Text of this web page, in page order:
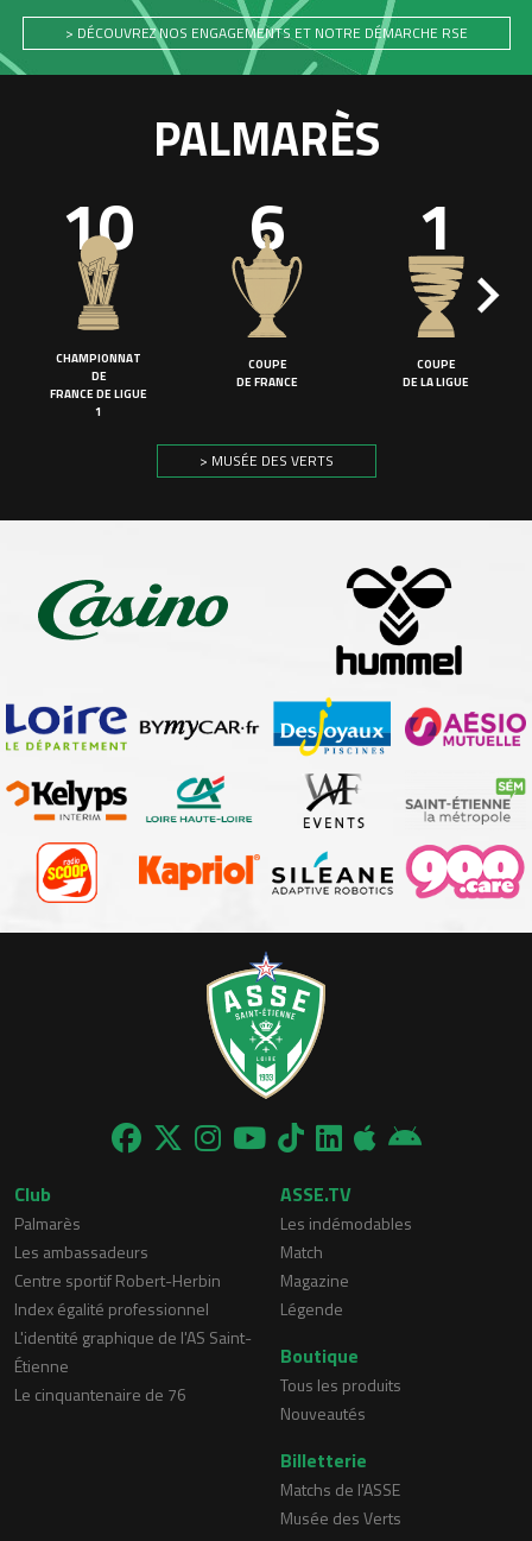
> DÉCOUVREZ NOS ENGAGEMENTS ET NOTRE DÉMARCHE RSE
PALMARÈS
10
CHAMPIONNAT
DE
FRANCE DE LIGUE
1
6
COUPE
DE FRANCE
1
COUPE
DE LA LIGUE
> MUSÉE DES VERTS
Club
Palmarès
Les ambassadeurs
Centre sportif Robert-Herbin
Index égalité professionnel
L'identité graphique de l'AS Saint-
Étienne
Le cinquantenaire de 76
ASSE.TV
Les indémodables
Match
Magazine
Légende
Boutique
Tous les produits
Nouveautés
Billetterie
Matchs de l'ASSE
Musée des Verts